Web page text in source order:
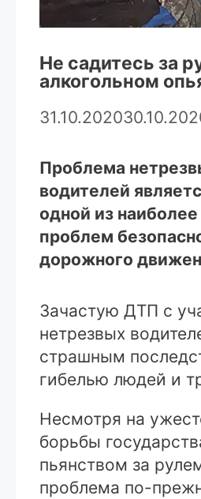
Не садитесь за
алкогольном
31.10.2020
Проблема
водителей
одной из
проблем
дорожного
Зачастую ДТП с
нетрезвых
страшным
гибелью людей и
Несмотря на
борьбы
пьянством за
проблема по-